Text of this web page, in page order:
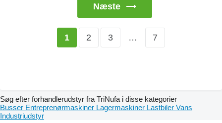
Næste
1 2 3 … 7
Søg efter forhandlerudstyr fra TriNufa i disse kategorier
Busser Entreprenørmaskiner Lagermaskiner Lastbiler Vans
Industriudstyr